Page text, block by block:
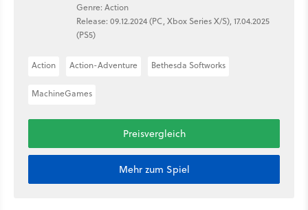
Genre: Action
Release: 09.12.2024 (PC, Xbox Series X/S), 17.04.2025
(PS5)
Action Action-Adventure Bethesda Softworks
MachineGames
Preisvergleich
Mehr zum Spiel